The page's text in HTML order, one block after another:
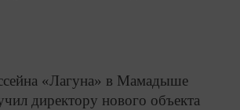
«Лагуна» в Мамадыше
директору нового объекта